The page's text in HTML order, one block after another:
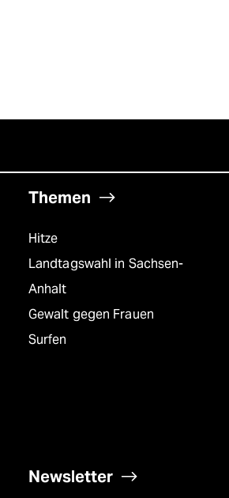
Themen
Hitze
Landtagswahl in Sachsen-
Anhalt
Gewalt gegen Frauen
Surfen
Newsletter